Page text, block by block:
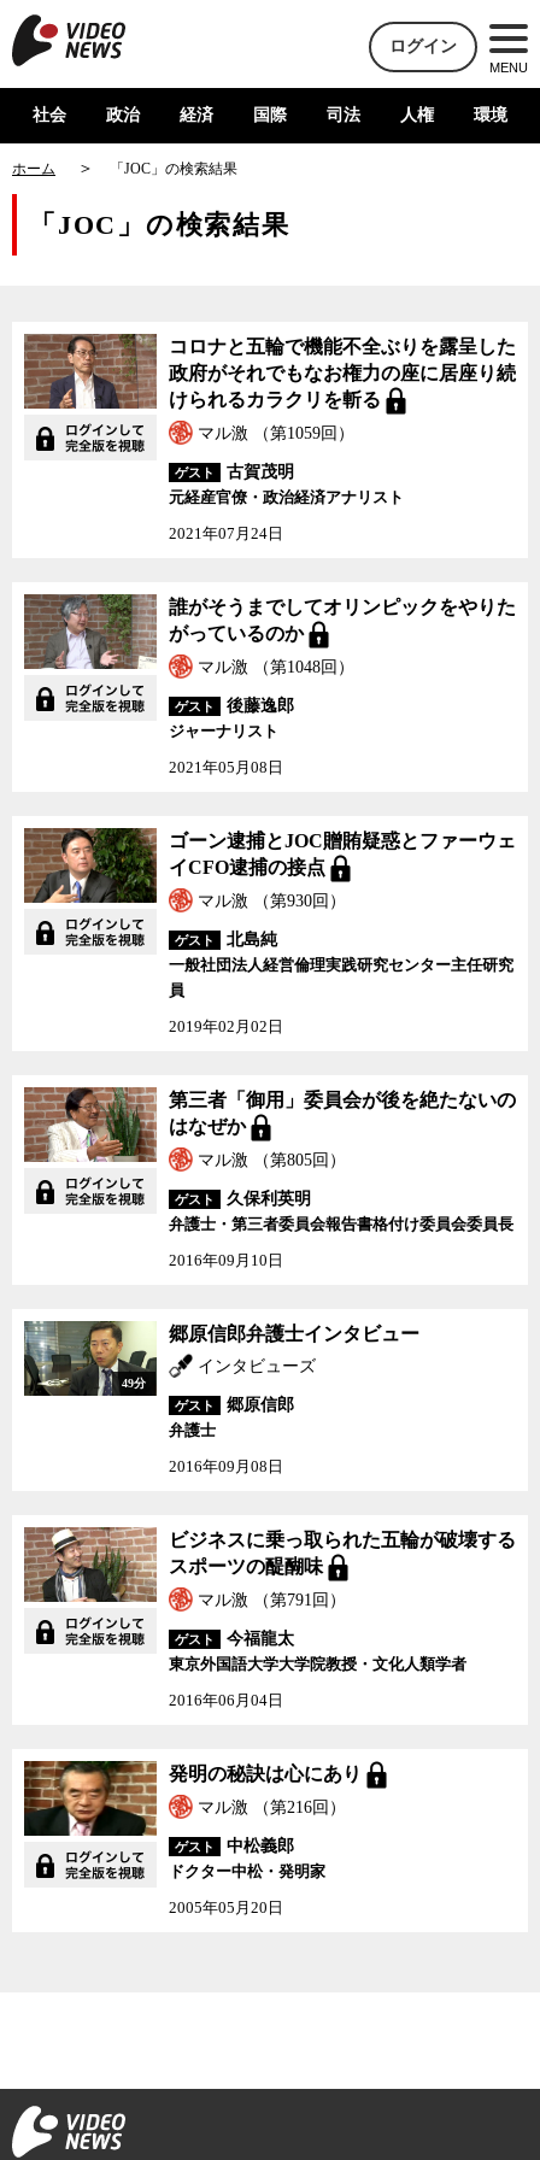
ログイン
MENU
社会 政治 経済 国際 司法 人権 環境
ホーム 「JOC」の検索結果
「JOC」の検索結果
コロナと五輪で機能不全ぶりを露呈した
政府がそれでもなお権力の座に居座り続
けられるカラクリを斬る
マル激 （第1059回）
ゲスト
古賀茂明
元経産官僚・政治経済アナリスト
2021年07月24日
誰がそうまでしてオリンピックをやりた
がっているのか
マル激 （第1048回）
ゲスト
後藤逸郎
ジャーナリスト
2021年05月08日
ゴーン逮捕とJOC贈賄疑惑とファーウェ
イCFO逮捕の接点
マル激 （第930回）
ゲスト
北島純
一般社団法人経営倫理実践研究センター主任研究
員
2019年02月02日
第三者「御用」委員会が後を絶たないの
はなぜか
マル激 （第805回）
ゲスト
久保利英明
弁護士・第三者委員会報告書格付け委員会委員長
2016年09月10日
49分
郷原信郎弁護士インタビュー
インタビューズ
ゲスト
郷原信郎
弁護士
2016年09月08日
ビジネスに乗っ取られた五輪が破壊する
スポーツの醍醐味
マル激 （第791回）
ゲスト
今福龍太
東京外国語大学大学院教授・文化人類学者
2016年06月04日
発明の秘訣は心にあり 発明の秘訣は心にあり
マル激 （第216回）
ゲスト
中松義郎
ドクター中松・発明家
2005年05月20日